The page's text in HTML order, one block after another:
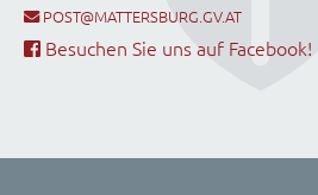
POST@MATTERSBURG.GV.AT
Besuchen Sie uns auf Facebook!